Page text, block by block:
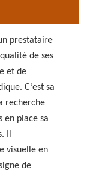
prestataire
de ses
et de
C’est sa
recherche
en place sa
Il
visuelle en
de